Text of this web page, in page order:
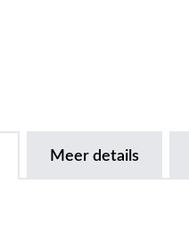
Meer details